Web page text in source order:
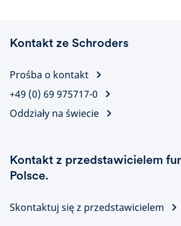
Kontakt ze Schroders
Prośba o kontakt
+49 (0) 69 975717-0
Oddziały na świecie
Kontakt z przedstawicielem
Polsce.
Skontaktuj się z przedstawicielem